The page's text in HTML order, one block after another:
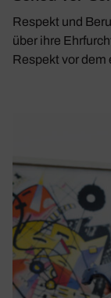
Respekt und
über ihre
Respekt vor dem